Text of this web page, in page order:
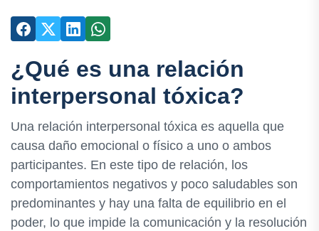
¿Qué es una relación
interpersonal tóxica?
Una relación interpersonal tóxica es aquella que
causa daño emocional o físico a uno o ambos
participantes. En este tipo de relación, los
comportamientos negativos y poco saludables son
predominantes y hay una falta de equilibrio en el
poder, lo que impide la comunicación y la resolución